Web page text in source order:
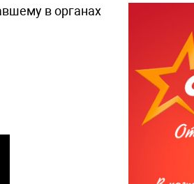
в органах